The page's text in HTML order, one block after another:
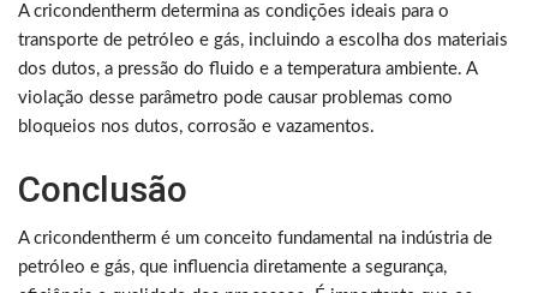
A cricondentherm determina as condições ideais para o
transporte de petróleo e gás, incluindo a escolha dos materiais
dos dutos, a pressão do fluido e a temperatura ambiente. A
violação desse parâmetro pode causar problemas como
bloqueios nos dutos, corrosão e vazamentos.
Conclusão
A cricondentherm é um conceito fundamental na indústria de
petróleo e gás, que influencia diretamente a segurança,